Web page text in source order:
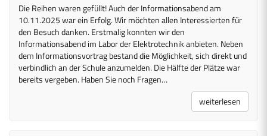
Die Reihen waren gefüllt! Auch der Informationsabend am
10.11.2025 war ein Erfolg. Wir möchten allen Interessierten für
den Besuch danken. Erstmalig konnten wir den
Informationsabend im Labor der Elektrotechnik anbieten. Neben
dem Informationsvortrag bestand die Möglichkeit, sich direkt und
verbindlich an der Schule anzumelden. Die Hälfte der Plätze war
bereits vergeben. Haben Sie noch Fragen…
weiterlesen